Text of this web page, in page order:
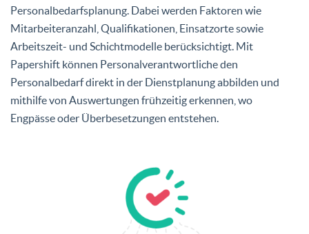
Personalbedarfsplanung. Dabei werden Faktoren wie
Mitarbeiteranzahl, Qualifikationen, Einsatzorte sowie
Arbeitszeit- und Schichtmodelle berücksichtigt. Mit
Papershift können Personalverantwortliche den
Personalbedarf direkt in der Dienstplanung abbilden und
mithilfe von Auswertungen frühzeitig erkennen, wo
Engpässe oder Überbesetzungen entstehen.